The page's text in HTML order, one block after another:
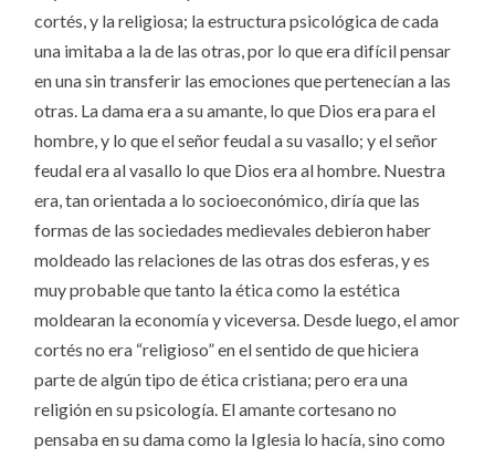
cortés, y la religiosa; la estructura psicológica de cada
una imitaba a la de las otras, por lo que era difícil pensar
en una sin transferir las emociones que pertenecían a las
otras. La dama era a su amante, lo que Dios era para el
hombre, y lo que el señor feudal a su vasallo; y el señor
feudal era al vasallo lo que Dios era al hombre. Nuestra
era, tan orientada a lo socioeconómico, diría que las
formas de las sociedades medievales debieron haber
moldeado las relaciones de las otras dos esferas, y es
muy probable que tanto la ética como la estética
moldearan la economía y viceversa. Desde luego, el amor
cortés no era “religioso” en el sentido de que hiciera
parte de algún tipo de ética cristiana; pero era una
religión en su psicología. El amante cortesano no
pensaba en su dama como la Iglesia lo hacía, sino como